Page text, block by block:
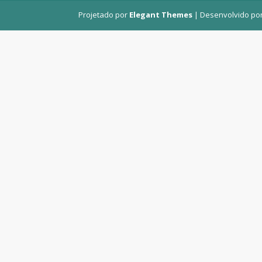
Projetado por Elegant Themes | Desenvolvido